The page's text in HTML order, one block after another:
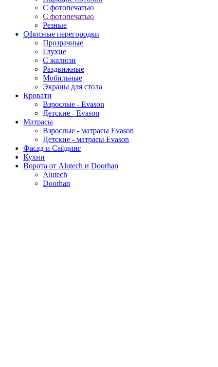
С фотопечатью
С фотопечатью
Резные
Офисные перегородки
Прозрачные
Глухие
С жалюзи
Раздвижные
Мобильные
Экраны для стола
Кровати
Взрослые - Evason
Детские - Evason
Матрасы
Взрослые - матрасы Evason
Детские - матрасы Evason
Фасад и Сайдинг
Кухни
Ворота от Alutech и Doorhan
Alutech
Doorhan